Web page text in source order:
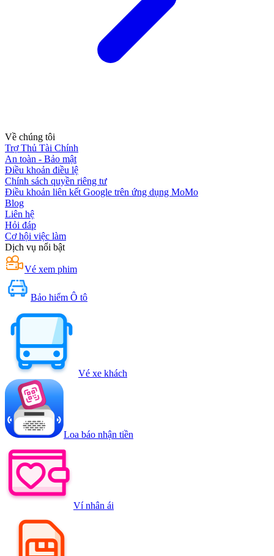
Về chúng tôi
Trợ Thủ Tài Chính
An toàn - Bảo mật
Điều khoản điều lệ
Chính sách quyền riêng tư
Điều khoản liên kết Google trên ứng dụng MoMo
Blog
Liên hệ
Hỏi đáp
Cơ hội việc làm
Dịch vụ nổi bật
Vé xem phim
Bảo hiểm Ô tô
Vé xe khách
Loa báo nhận tiền
Ví nhân ái